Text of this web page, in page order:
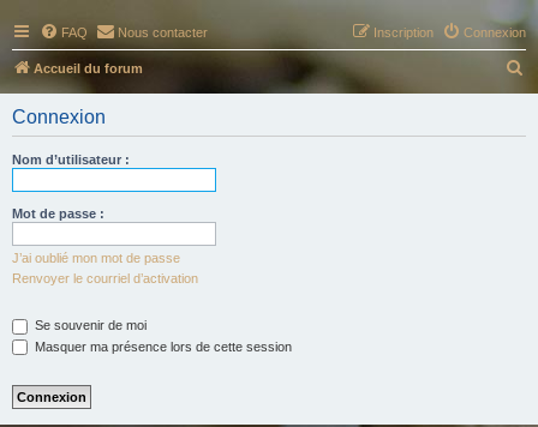
FAQ Nous contacter Connexion
Inscription
Accueil du forum
e
Connexion
Nom d’utilisateur :
Mot de passe :
J’ai oublié mon mot de passe
Renvoyer le courriel d’activation
Se souvenir de moi
Masquer ma présence lors de cette session